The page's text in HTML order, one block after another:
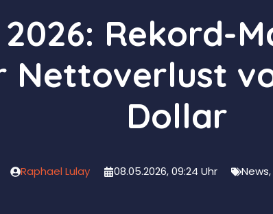
2026: Rekord-
Nettoverlust
Dollar
Raphael Lulay 08.05.2026, 09:24 Uhr News,